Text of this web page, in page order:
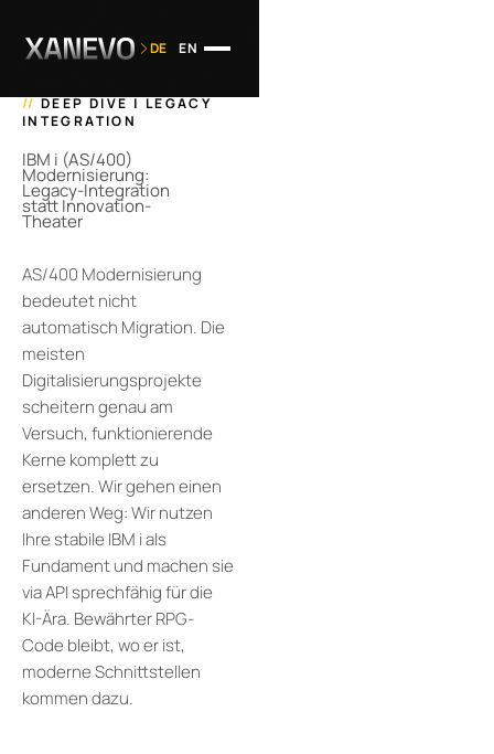
DE EN
//DEEP DIVE | LEGACY
INTEGRATION
IBM i (AS/400)
Modernisierung:
Legacy-Integration
statt Innovation-
Theater
AS/400 Modernisierung
bedeutet nicht
automatisch Migration. Die
meisten
Digitalisierungsprojekte
scheitern genau am
Versuch, funktionierende
Kerne komplett zu
ersetzen. Wir gehen einen
anderen Weg: Wir nutzen
Ihre stabile IBM i als
Fundament und machen sie
via API sprechfähig für die
KI-Ära. Bewährter RPG-
Code bleibt, wo er ist,
moderne Schnittstellen
kommen dazu.